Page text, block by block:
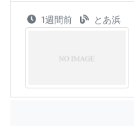
1週間前 とあ浜